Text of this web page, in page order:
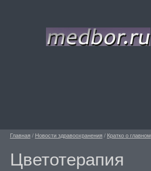
Главная / Новости здравоохранения / Кратко о главном
Цветотерапия